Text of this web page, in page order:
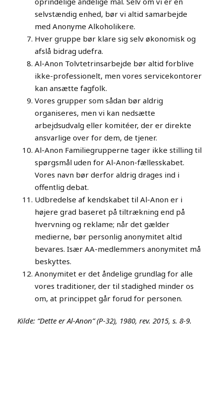
selvstændig enhed, bør vi altid samarbejde
med Anonyme Alkoholikere.
Hver gruppe bør klare sig selv økonomisk og
afslå bidrag udefra.
Al-Anon Tolvtetrinsarbejde bør altid forblive
ikke-professionelt, men vores servicekontorer
kan ansætte fagfolk.
Vores grupper som sådan bør aldrig
organiseres, men vi kan nedsætte
arbejdsudvalg eller komitéer, der er direkte
ansvarlige over for dem, de tjener.
Al-Anon Familiegrupperne tager ikke stilling til
spørgsmål uden for Al-Anon-fællesskabet.
Vores navn bør derfor aldrig drages ind i
offentlig debat.
Udbredelse af kendskabet til Al-Anon er i
højere grad baseret på tiltrækning end på
hvervning og reklame; når det gælder
medierne, bør personlig anonymitet altid
bevares. Især AA-medlemmers anonymitet må
beskyttes.
Anonymitet er det åndelige grundlag for alle
vores traditioner, der til stadighed minder os
om, at princippet går forud for personen.
Kilde: “Dette er Al-Anon” (P-32), 1980, rev. 2015, s. 8-9.